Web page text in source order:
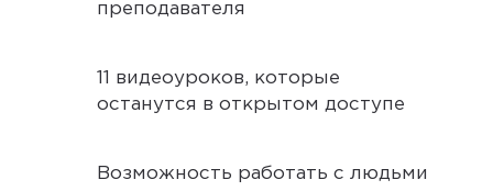
преподавателя
11 видеоуроков, которые
останутся в открытом доступе
Возможность работать с людьми